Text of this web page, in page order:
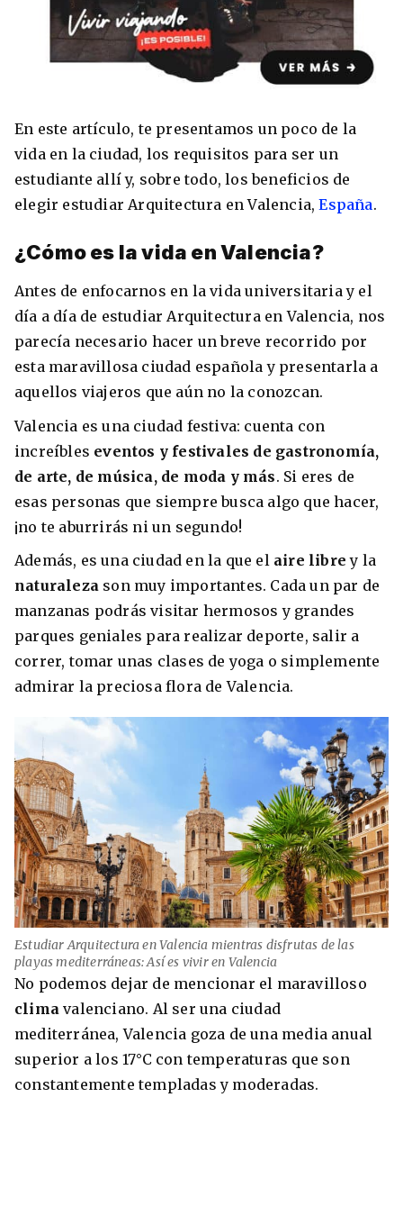
Barbie Castoldi 09/11/2021
Estudia Business en Auckland
Estudia Desarrollo Web en Toronto
+30 Summer English for Professionals en
Melbourne
En este artículo, te presentamos un poco de la
vida en la ciudad, los requisitos para ser un
estudiante allí y, sobre todo, los beneficios de
elegir estudiar Arquitectura en Valencia,España.
¿Cómo es la vida en Valencia?
Antes de enfocarnos en la vida universitaria y el
día a día de estudiar Arquitectura en Valencia, nos
parecía necesario hacer un breve recorrido por
esta maravillosa ciudad española y presentarla a
aquellos viajeros que aún no la conozcan.
Valencia es una ciudad festiva: cuenta con
increíbles eventos y festivales de gastronomía,
de arte, de música, de moda y más. Si eres de
esas personas que siempre busca algo que hacer,
¡no te aburrirás ni un segundo!
Además, es una ciudad en la que el aire librey la
naturaleza son muy importantes. Cada un par de
manzanas podrás visitar hermosos y grandes
parques geniales para realizar deporte, salir a
correr, tomar unas clases de yoga o simplemente
admirar la preciosa flora de Valencia.
Estudiar Arquitectura en Valencia mientras disfrutas de las
playas mediterráneas: Así es vivir en Valencia
No podemos dejar de mencionar el maravilloso
climavalenciano. Al ser una ciudad
mediterránea, Valencia goza de una media anual
superior a los 17°C con temperaturas que son
constantemente templadas y moderadas.